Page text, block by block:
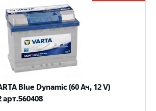
Blue Dynamic (60 Ач, 12 V)
арт.560408